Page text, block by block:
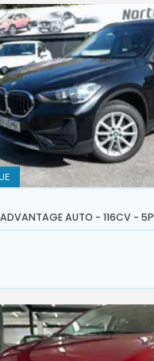
ADVANTAGE AUTO - 116CV - 5P